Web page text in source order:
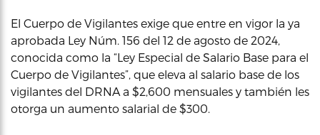
El Cuerpo de Vigilantes exige que entre en vigor la ya
aprobada Ley Núm. 156 del 12 de agosto de 2024,
conocida como la “Ley Especial de Salario Base para el
Cuerpo de Vigilantes”, que eleva al salario base de los
vigilantes del DRNA a $2,600 mensuales y también les
otorga un aumento salarial de $300.